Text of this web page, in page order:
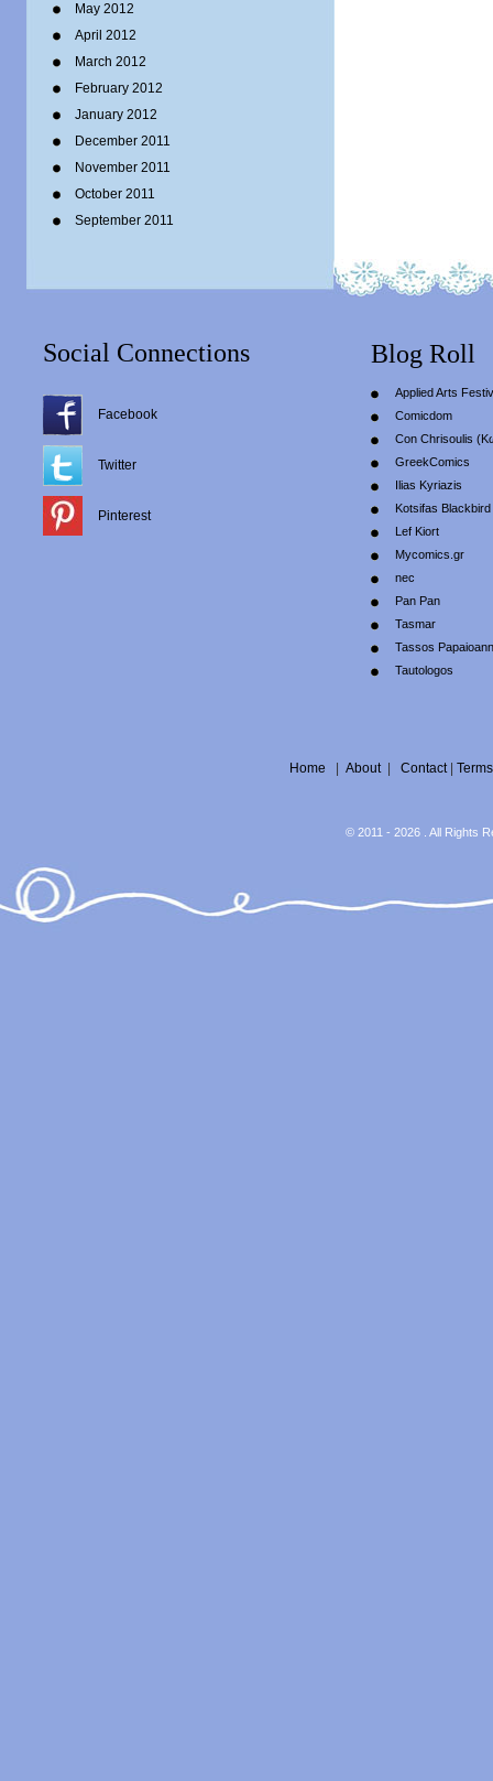
May 2012
April 2012
March 2012
February 2012
January 2012
December 2011
November 2011
October 2011
September 2011
Social Connections
Facebook
Twitter
Pinterest
Blog Roll
Applied Arts
Comicdom
Con Chrisoulis
GreekComics
Ilias Kyriazis
Kotsifas Blackbird
Lef Kiort
Mycomics.gr
nec
Pan Pan
Tasmar
Tassos
Tautologos
Home About| Contact| Terms
© 2011 - 2026 . All Rights